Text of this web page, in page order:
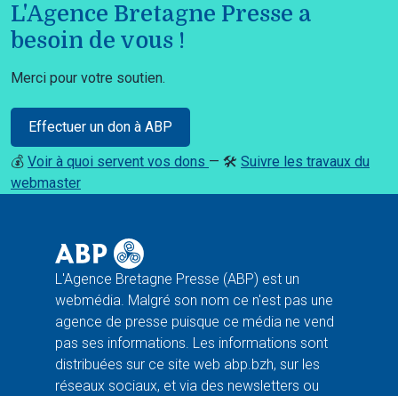
L'Agence Bretagne Presse a
besoin de vous !
Merci pour votre soutien.
Effectuer un don à ABP
💰 Voir à quoi servent vos dons — 🛠️ Suivre les travaux du
webmaster
L'Agence Bretagne Presse (ABP) est un
webmédia. Malgré son nom ce n'est pas une
agence de presse puisque ce média ne vend
pas ses informations. Les informations sont
distribuées sur ce site web abp.bzh, sur les
réseaux sociaux, et via des newsletters ou